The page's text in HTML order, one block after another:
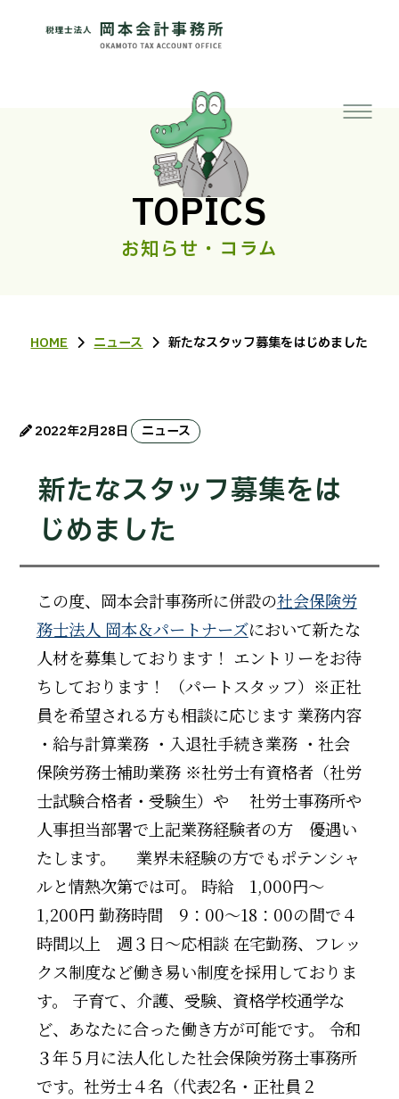
TOPICS
お知らせ・コラム
HOME ニュース 新たなスタッフ募集をはじめました
2022年2月28日 ニュース
新たなスタッフ募集をは
じめました
この度、岡本会計事務所に併設の社会保険労
務士法人 岡本＆パートナーズにおいて新たな
人材を募集しております！ エントリーをお待
ちしております！ （パートスタッフ）※正社
員を希望される方も相談に応じます 業務内容
・給与計算業務 ・入退社手続き業務 ・社会
保険労務士補助業務 ※社労士有資格者（社労
士試験合格者・受験生）や 社労士事務所や
人事担当部署で上記業務経験者の方 優遇い
たします。 業界未経験の方でもポテンシャ
ルと情熱次第では可。 時給 1,000円～
1,200円 勤務時間 9：00～18：00の間で４
時間以上 週３日～応相談 在宅勤務、フレッ
クス制度など働き易い制度を採用しておりま
す。 子育て、介護、受験、資格学校通学な
ど、あなたに合った働き方が可能です。 令和
３年５月に法人化した社会保険労務士事務所
です。社労士４名（代表2名・正社員２